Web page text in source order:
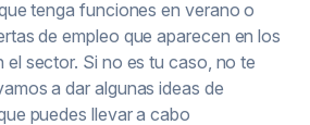
tenga funciones en verano o
de empleo que aparecen en los
el sector. Si no es tu caso, no te
a dar algunas ideas de
puedes llevar a cabo